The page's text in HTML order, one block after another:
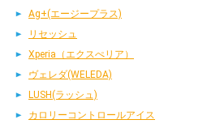
Ag+(エージープラス)
リセッシュ
Xperia（エクスぺリア）
ヴェレダ(WELEDA)
LUSH(ラッシュ)
カロリーコントロールアイス